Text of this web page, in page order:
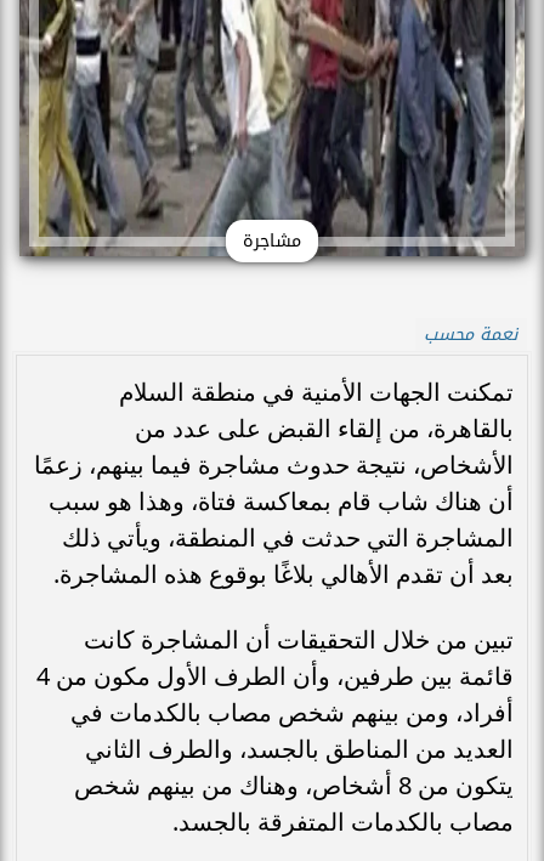
مشاجرة
نعمة محسب
تمكنت الجهات الأمنية في منطقة السلام
بالقاهرة، من إلقاء القبض على عدد من
الأشخاص، نتيجة حدوث مشاجرة فيما بينهم، زعمًا
أن هناك شاب قام بمعاكسة فتاة، وهذا هو سبب
المشاجرة التي حدثت في المنطقة، ويأتي ذلك
بعد أن تقدم الأهالي بلاغًا بوقوع هذه المشاجرة.
تبين من خلال التحقيقات أن المشاجرة كانت
قائمة بين طرفين، وأن الطرف الأول مكون من 4
أفراد، ومن بينهم شخص مصاب بالكدمات في
العديد من المناطق بالجسد، والطرف الثاني
يتكون من 8 أشخاص، وهناك من بينهم شخص
مصاب بالكدمات المتفرقة بالجسد.